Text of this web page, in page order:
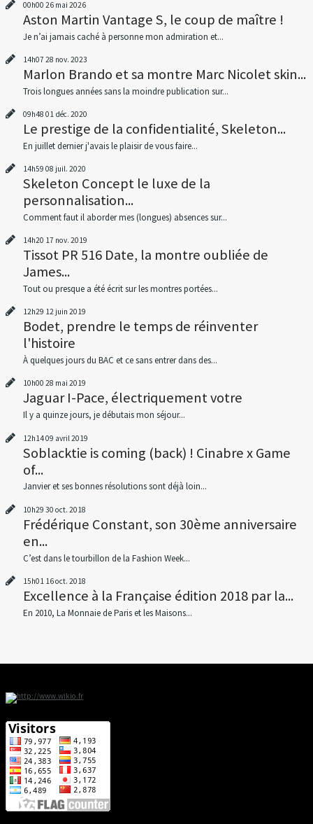
00h00 26 mai 2026
Aston Martin Vantage S, le coup de maître !
Je n’ai jamais caché à personne mon admiration et...
14h07 28 nov. 2023
Marlon Brando et sa montre Marc Nicolet skin...
Trois longues années sans la moindre publication sur...
09h48 01 déc. 2020
Le prestige de la confidentialité, Skeleton...
En juillet dernier j'avais le plaisir de vous faire...
14h59 08 juil. 2020
Skeleton Concept le luxe de la
personnalisation...
Comment faut il aborder mes (longues) absences sur...
14h20 17 nov. 2019
Tissot PR 516 Date, la montre oubliée de
James...
Tout ou presque a été écrit sur les montres portées...
12h29 12 juin 2019
Bodet, prendre le temps de réinventer
l'histoire
À quelques jours du BAC et ce sans entrer dans des...
10h00 28 mai 2019
Jaguar I-Pace, électriquement votre
Il y a quinze jours, je débutais mon séjour...
12h1409 avril 2019
Soblacktie is coming (back) ! Cinabre x Game
of...
Janvier et ses bonnes résolutions sont déjà loin...
10h29 30 oct. 2018
Frédérique Constant, son 30ème anniversaire
en...
C’est dans le tourbillon de la Fashion Week...
15h01 16oct. 2018
Excellence à la Française édition 2018 par la...
En 2010, La Monnaie de Paris et les Maisons...